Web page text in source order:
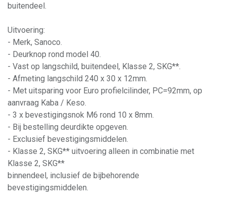
buitendeel.
Uitvoering:
- Merk, Sanoco.
- Deurknop rond model 40.
- Vast op langschild, buitendeel, Klasse 2, SKG**.
- Afmeting langschild 240 x 30 x 12mm.
- Met uitsparing voor Euro profielcilinder, PC=92mm, op
aanvraag Kaba / Keso.
- 3 x bevestigingsnok M6 rond 10 x 8mm.
- Bij bestelling deurdikte opgeven.
- Exclusief bevestigingsmiddelen.
- Klasse 2, SKG** uitvoering alleen in combinatie met
Klasse 2, SKG**
binnendeel, inclusief de bijbehorende
bevestigingsmiddelen.